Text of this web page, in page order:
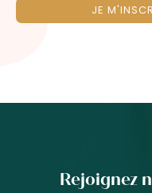
JE
Rejoignez